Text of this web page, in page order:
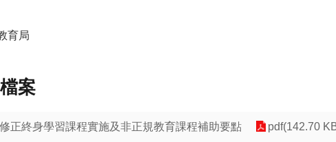
育局
案
正終身學習課程實施及非正規教育課程補助要點 pdf(142.70